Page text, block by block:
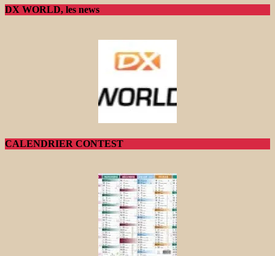
DX WORLD, les news
CALENDRIER CONTEST